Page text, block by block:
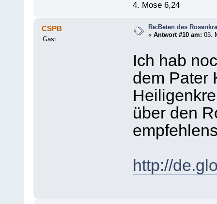
4. Mose 6,24
CSPB
Gast
Re:Beten des
«Antwort #10 am: 05.
Ich hab
dem Pater
über den
http://